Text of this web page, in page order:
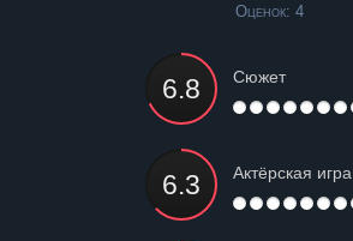
Оценок: 4
Сюжет
Актёрская игра